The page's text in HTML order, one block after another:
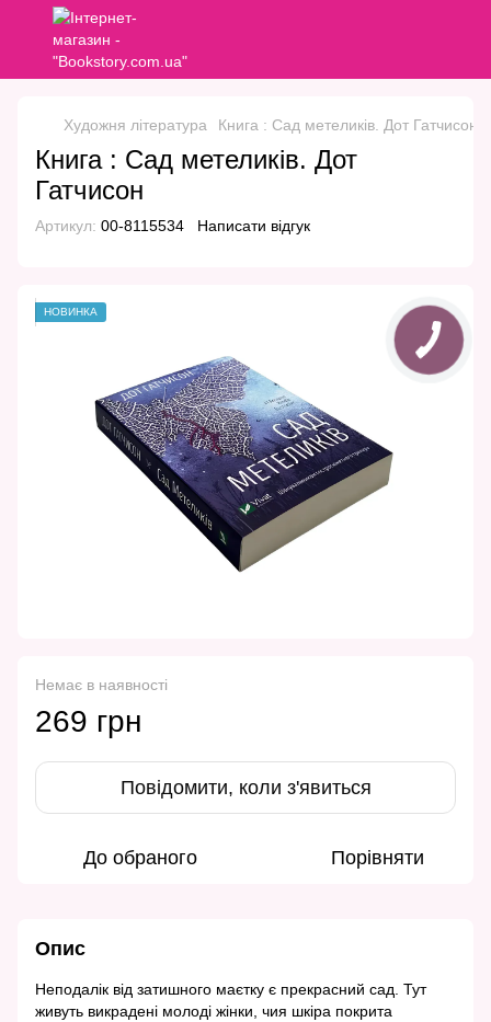
Художня література Книга : Сад метеликів. Дот Гатчисон
Книга : Сад метеликів. Дот
Гатчисон
Артикул: 00-8115534 Написати відгук
НОВИНКА
Немає в наявності
269 грн
Повідомити, коли з'явиться
До обраного Порівняти
Опис
Неподалік від затишного маєтку є прекрасний сад. Тут
живуть викрадені молоді жінки, чия шкіра покрита